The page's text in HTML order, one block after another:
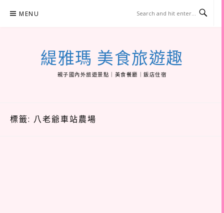
MENU
緹雅瑪 美食旅遊趣
親子國內外旅遊景點｜美食餐廳｜飯店住宿
標籤: 八老爺車站農場